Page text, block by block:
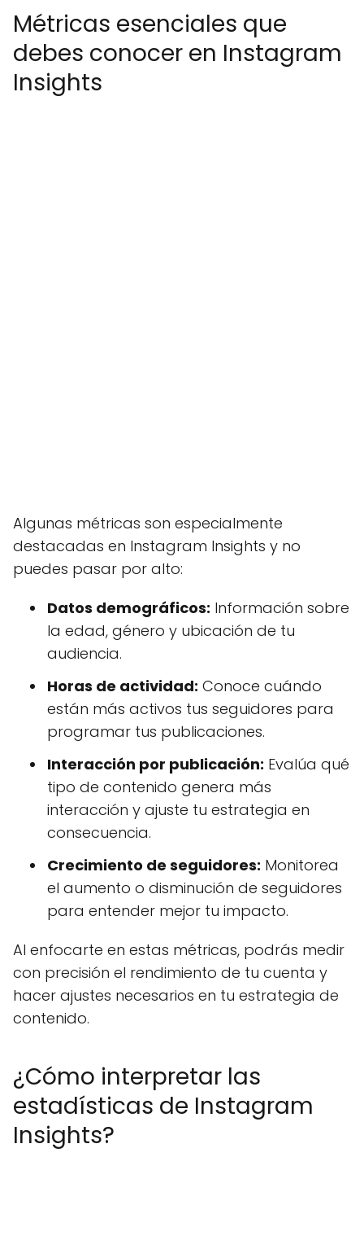
Métricas esenciales que
debes conocer en Instagram
Insights
Algunas métricas son especialmente
destacadas en Instagram Insights y no
puedes pasar por alto:
Datos demográficos: Información sobre
la edad, género y ubicación de tu
audiencia.
Horas de actividad: Conoce cuándo
están más activos tus seguidores para
programar tus publicaciones.
Interacción por publicación: Evalúa qué
tipo de contenido genera más
interacción y ajuste tu estrategia en
consecuencia.
Crecimiento de seguidores: Monitorea
el aumento o disminución de seguidores
para entender mejor tu impacto.
Al enfocarte en estas métricas, podrás medir
con precisión el rendimiento de tu cuenta y
hacer ajustes necesarios en tu estrategia de
contenido.
¿Cómo interpretar las
estadísticas de Instagram
Insights?